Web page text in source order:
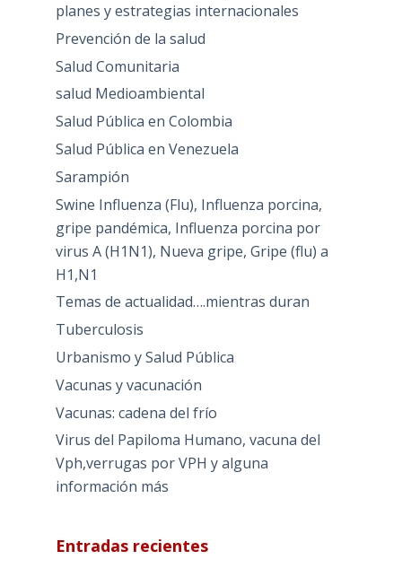
planes y estrategias internacionales
Prevención de la salud
Salud Comunitaria
salud Medioambiental
Salud Pública en Colombia
Salud Pública en Venezuela
Sarampión
Swine Influenza (Flu), Influenza porcina,
gripe pandémica, Influenza porcina por
virus A (H1N1), Nueva gripe, Gripe (flu) a
H1,N1
Temas de actualidad….mientras duran
Tuberculosis
Urbanismo y Salud Pública
Vacunas y vacunación
Vacunas: cadena del frío
Virus del Papiloma Humano, vacuna del
Vph,verrugas por VPH y alguna
información más
Entradas recientes